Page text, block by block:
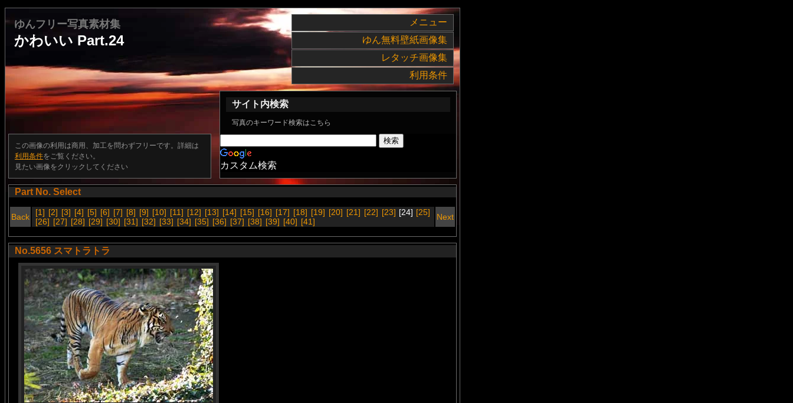
メニュー
ゆん無料壁紙画像集
レタッチ画像集
利用条件
ゆんフリー写真素材集
かわいい Part.24
この画像の利用は商用、加工を問わずフリーです。詳細は
利用条件をご覧ください。
見たい画像をクリックしてください
サイト内検索
写真のキーワード検索はこちら
カスタム検索
Part No. Select
Back [1] [2] [3] [4] [5] [6] [7] [8] [9] [10] [11] [12] [13] [14] [15] [16] [17] [18] [19] [20] [21] [22] [23] [24] [25]
[26] [27] [28] [29] [30] [31] [32] [33] [34] [35] [36] [37] [38] [39] [40] [41] Next
No.5656 スマトラトラ